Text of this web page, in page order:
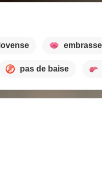
lovense
pas de baise